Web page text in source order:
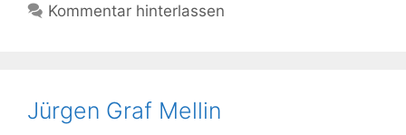
Kommentar hinterlassen
Jürgen Graf Mellin